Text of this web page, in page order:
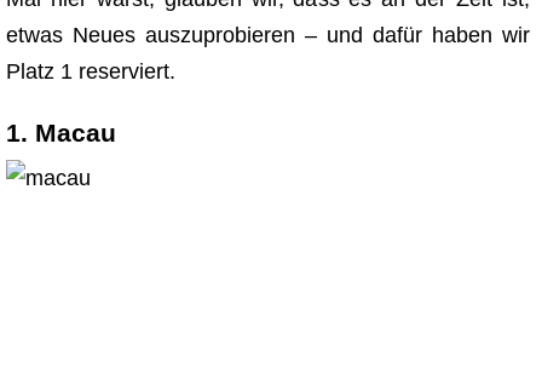
etwas Neues auszuprobieren – und dafür haben wir
Platz 1 reserviert.
1. Macau